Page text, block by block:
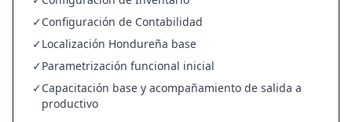
✓Configuración de Contabilidad
✓Localización Hondureña base
✓Parametrización funcional inicial
✓Capacitación base y acompañamiento de salida a
productivo